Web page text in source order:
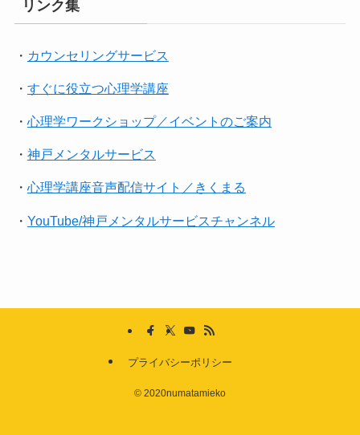
リンク集
・ カウンセリングサービス
・ すぐに役立つ心理学講座
・ 心理学ワークショップ／イベントのご案内
・ 神戸メンタルサービス
・ 心理学講座音声配信サイト／きくまる
・ YouTube/神戸メンタルサービスチャンネル
プライバシーポリシー
© 2020numatamieko